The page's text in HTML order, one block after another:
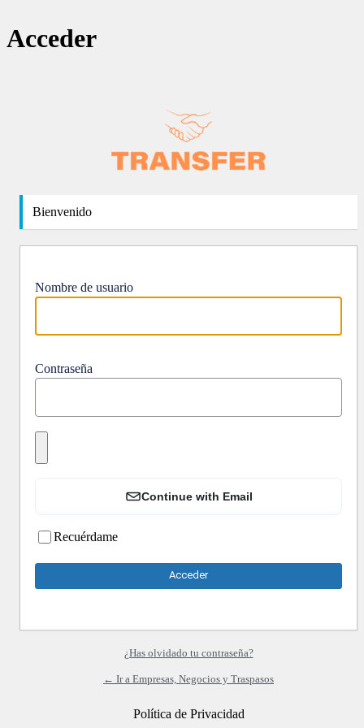
Acceder
Bienvenido
Nombre de usuario
Contraseña
Continue with Email
Recuérdame
¿Has olvidado tu contraseña?
← Ir a Empresas, Negocios y Traspasos
Política de Privacidad